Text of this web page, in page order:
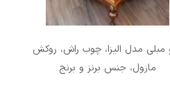
مبلی مدل الیزا، چوب راش، روکش
مازول، جنس برنز و برنج